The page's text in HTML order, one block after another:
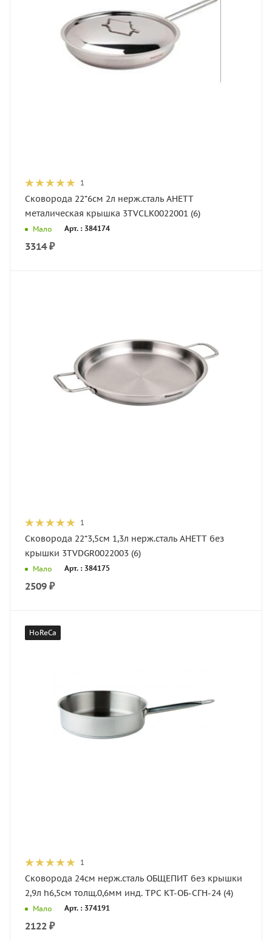
1
Сковорода 22*6см 2л нерж.сталь АНЕТТ
металическая крышка 3TVCLK0022001 (6)
Мало Арт. : 384174
3314₽
1
Сковорода 22*3,5см 1,3л нерж.сталь АНЕТТ без
крышки 3TVDGR0022003 (6)
Мало Арт. : 384175
2509 ₽
HoReCa
1
Сковорода 24см нерж.сталь ОБЩЕПИТ без крышки
2,9л h6,5см толщ.0,6мм инд. ТРС КТ-ОБ-СГН-24 (4)
Мало Арт. : 374191
2122 ₽